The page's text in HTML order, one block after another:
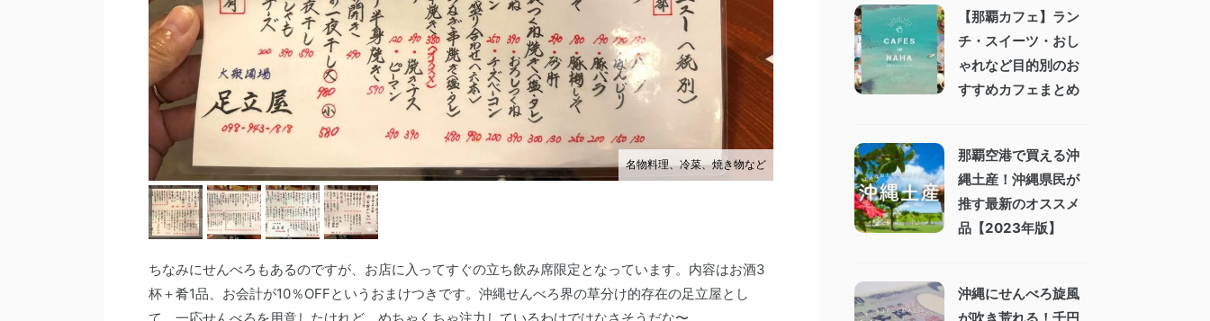
名物料理、冷菜、焼き物など
ちなみにせんべろもあるのですが、お店に入ってすぐの立ち飲み席限定となっています。内容はお酒3
杯＋肴1品、お会計が10％OFFというおまけつきです。沖縄せんべろ界の草分け的存在の足立屋とし
【那覇カフェ】ラン
チ・スイーツ・おし
ゃれなど目的別のお
すすめカフェまとめ
那覇空港で買える沖
縄土産！沖縄県民が
推す最新のオススメ
品【2023年版】
沖縄にせんべろ旋風